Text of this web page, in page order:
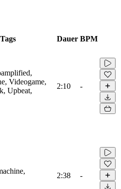
Tags Dauer BPM
Videogame,
Upbeat,
2:10 -
2:38 -